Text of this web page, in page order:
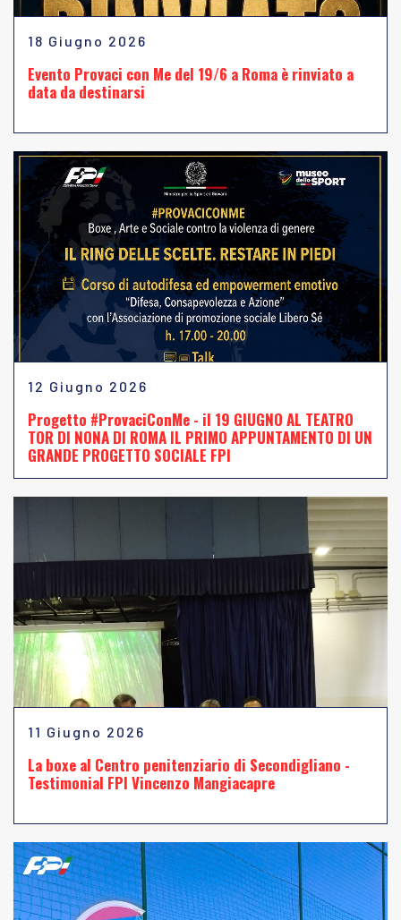
18 Giugno 2026
Evento Provaci con Me del 19/6 a Roma è rinviato a
data da destinarsi
12 Giugno 2026
Progetto #ProvaciConMe - il 19 GIUGNO AL TEATRO
TOR DI NONA DI ROMA IL PRIMO APPUNTAMENTO DI UN
GRANDE PROGETTO SOCIALE FPI
11 Giugno 2026
La boxe al Centro penitenziario di Secondigliano -
Testimonial FPI Vincenzo Mangiacapre